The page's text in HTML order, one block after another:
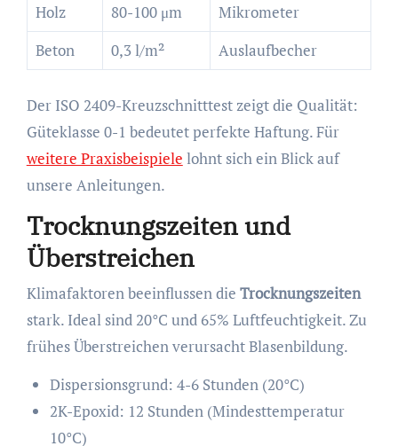
Holz
80-100 μm
Mikrometer
Beton
0,3 l/m² Auslaufbecher
Der ISO 2409-Kreuzschnitttest zeigt die Qualität:
Güteklasse 0-1 bedeutet perfekte Haftung. Für
weitere Praxisbeispiele lohnt sich ein Blick auf
unsere Anleitungen.
Trocknungszeiten und
Überstreichen
Klimafaktoren beeinflussen die Trocknungszeiten
stark. Ideal sind 20°C und 65% Luftfeuchtigkeit. Zu
frühes Überstreichen verursacht Blasenbildung.
Dispersionsgrund: 4-6 Stunden (20°C)
2K-Epoxid: 12 Stunden (Mindesttemperatur
10°C)